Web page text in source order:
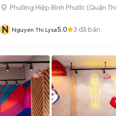
Phường Hiệp Bình Phước (Quận
N Nguyen Thi Lysa5.0 3 đã bán